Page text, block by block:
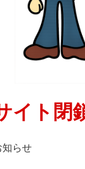
イト閉
知らせ